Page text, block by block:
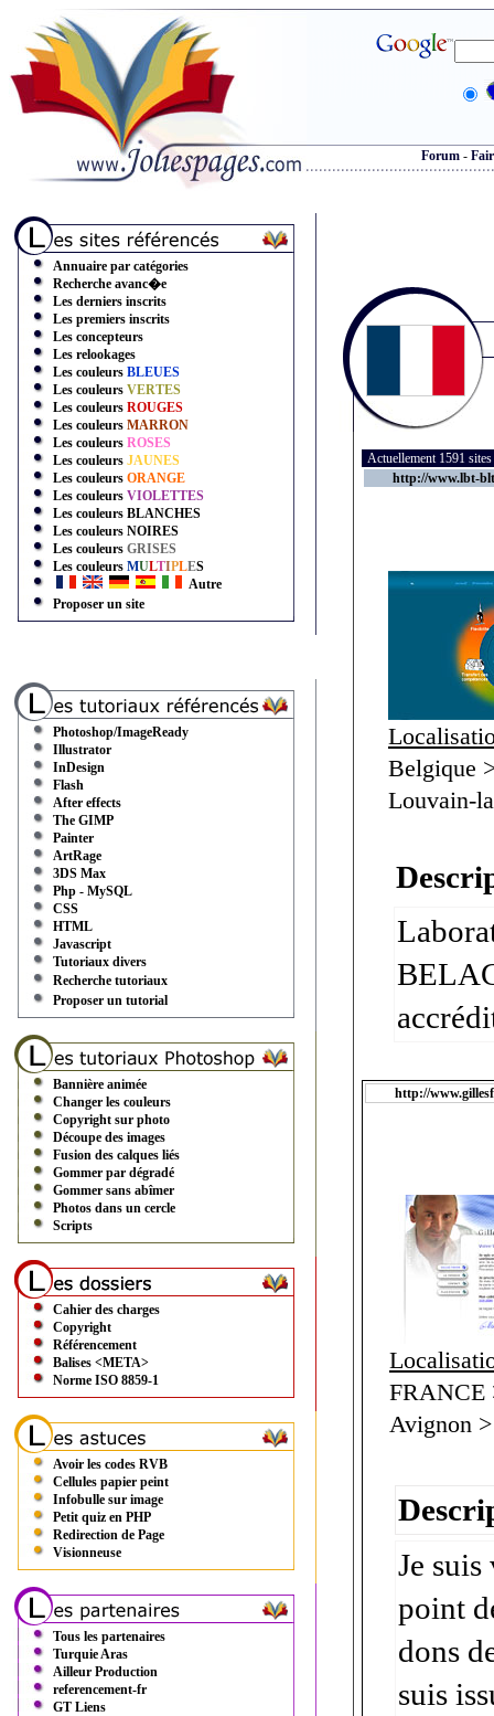
Forum -
Annuaire par catégories
Recherche avanc�e
Les derniers inscrits
Les premiers inscrits
Les concepteurs
Les relookages
Les couleurs BLEUES
Les couleurs VERTES
Les couleurs ROUGES
Les couleurs MARRON
Les couleurs ROSES
Les couleurs JAUNES
Les couleurs ORANGE
Les couleurs VIOLETTES
Les couleurs BLANCHES
Les couleurs NOIRES
Les couleurs GRISES
Les couleurs MULTIPLES
Autre
Proposer un site
Photoshop/ImageReady
Illustrator
InDesign
Flash
After effects
The GIMP
Painter
ArtRage
3DS Max
Php - MySQL
CSS
HTML
Javascript
Tutoriaux divers
Recherche tutoriaux
Proposer un tutorial
Bannière animée
Changer les couleurs
Copyright sur photo
Découpe des images
Fusion des calques liés
Gommer par dégradé
Gommer sans abîmer
Photos dans un cercle
Scripts
Cahier des charges
Copyright
Référencement
Balises <META>
Norme ISO 8859-1
Avoir les codes RVB
Cellules papier peint
Infobulle sur image
Petit quiz en PHP
Redirection de Page
Visionneuse
Tous les partenaires
Turquie Aras
Ailleur Production
referencement-fr
GT Liens
Actuellement 1591
http://www.lbt-
Belgique
Louvain-
http://
FRANCE
Avignon
Je
point
dons
suis